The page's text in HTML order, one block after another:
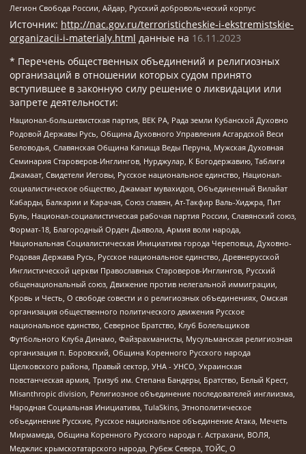
Легион Свобода России, Айдар, Русский добровольческий корпус
Источник: http://nac.gov.ru/terroristicheskie-i-ekstremistskie-
organizacii-i-materialy.html данные на 16.11.2023
* Перечень общественных объединений и религиозных
организаций в отношении которых судом принято
вступившее в законную силу решение о ликвидации или
запрете деятельности:
Национал-большевистская партия, ВЕК РА, Рада земли Кубанской Духовно
Родовой Державы Русь, Община Духовного Управления Асгардской Веси
Беловодья, Славянская Община Капища Веды Перуна, Мужская Духовная
Семинария Староверов-Инглингов, Нурджулар, К Богодержавию, Таблиги
Джамаат, Свидетели Иеговы, Русское национальное единство, Национал-
социалистическое общество, Джамаат мувахидов, Объединенный Вилайат
Кабарды, Балкарии и Карачая, Союз славян, Ат-Такфир Валь-Хиджра, Пит
Буль, Национал-социалистическая рабочая партия России, Славянский союз,
Формат-18, Благородный Орден Дьявола, Армия воли народа,
Национальная Социалистическая Инициатива города Череповца, Духовно-
Родовая Держава Русь, Русское национальное единство, Древнерусской
Инглистической церкви Православных Староверов-Инглингов, Русский
общенациональный союз, Движение против нелегальной иммиграции,
Кровь и Честь, О свободе совести и о религиозных объединениях, Омская
организация общественного политического движения Русское
национальное единство, Северное Братство, Клуб Болельщиков
Футбольного Клуба Динамо, Файзрахманисты, Мусульманская религиозная
организация п. Боровский, Община Коренного Русского народа
Щелковского района, Правый сектор, УНА - УНСО, Украинская
повстанческая армия, Тризуб им. Степана Бандеры, Братство, Белый Крест,
Misanthropic division, Религиозное объединение последователей инглиизма,
Народная Социальная Инициатива, TulaSkins, Этнополитическое
объединение Русские, Русское национальное объединение Атака, Мечеть
Мирмамеда, Община Коренного Русского народа г. Астрахани, ВОЛЯ,
Меджлис крымскотатарского народа, Рубеж Севера, ТОЙС, О